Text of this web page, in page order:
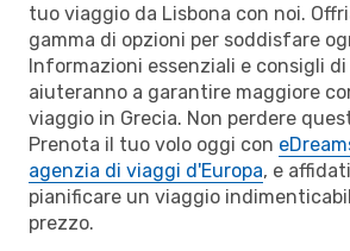
tuo viaggio da Lisbona con noi.
gamma di opzioni per soddisfare
Informazioni essenziali e consigli
aiuteranno a garantire maggiore
viaggio in Grecia. Non perdere
Prenota il tuo volo oggi con
agenzia di viaggi d'Europa, e
pianificare un viaggio
prezzo.